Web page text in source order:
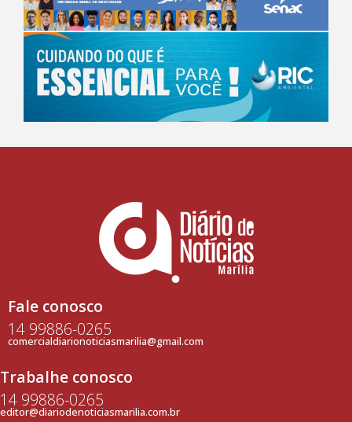
Fale conosco
14 99886-0265
comercialdiarionoticiasmarilia@gmail.com
Trabalhe conosco
14 99886-0265
editor@diariodenoticiasmarilia.com.br